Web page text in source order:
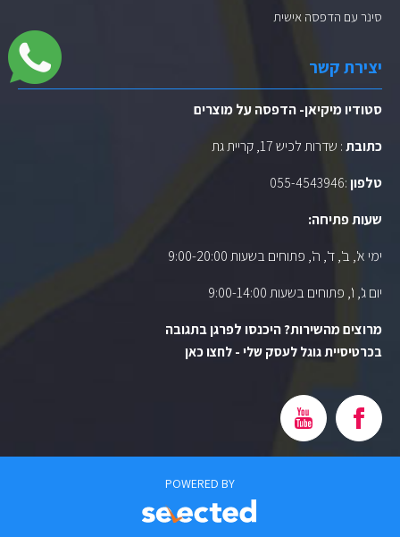
סינר עם הדפסה אישית
יצירת קשר
סטודיו מיקיאן- הדפסה על מוצרים
כתובת: שדרות לכיש 17, קריית גת
טלפון:
055-4543946
שעות פתיחה:
ימי א', ב', ד', ה', פתוחים בשעות 9:00-20:00
יום ג', ו', פתוחים בשעות 9:00-14:00
מרוצים מהשירות? היכנסו לפרגן בתגובה
בכרטיסיית גוגל לעסק שלי - לחצו כאן
POWERED BY